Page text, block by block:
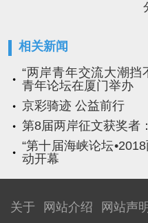
相关新闻
“两岸青年交流大潮
青年论坛在厦门举办
京彩骑迹 公益前行
第8届两岸征文获奖者
“第十届海峡论坛
动开幕
关于 网站介绍 网站声明